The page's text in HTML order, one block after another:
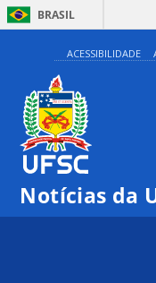
BRASIL
ACESSIBILIDADE
Notícias da